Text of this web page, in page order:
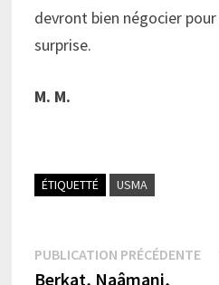
devront bien négocier
surprise.
M. M.
ÉTIQUETTÉ USMA
Navigation
PUBLICATION PRÉCÉDENTE
Berkat, Naâmani,